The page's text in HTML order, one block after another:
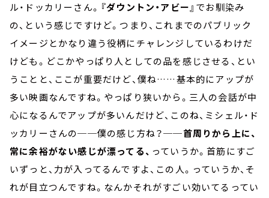
ル・ドッカリーさん。 『ダウントン・アビー』 でお馴染み
の、という感じですけど。つまり、これまでのパブリック
イメージとかなり違う役柄にチャレンジしているわけだ
けども。どこかやっぱり人としての品を感じさせる、とい
うことと、ここが重要だけど、僕ね……基本的にアップが
多い映画なんですね。やっぱり狭いから。三人の会話が中
心になるんでアップが多いんだけど、このね、ミシェル・ド
ッカリーさんの──僕の感じ方ね？──首周りから上に、
常に余裕がない感じが漂ってる、 っていうか。首筋にすご
いずっと、力が入ってるんですよ、この人。っていうか、そ
れが目立つんですね。なんかそれがすごい効いてるってい